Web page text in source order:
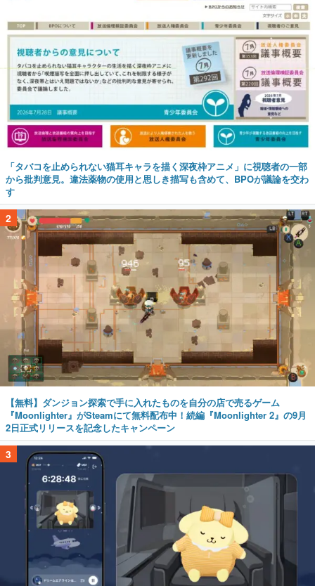
「タバコを止められない猫耳キャラを描く深夜枠アニメ」に視聴者の一部
から批判意見。違法薬物の使用と思しき描写も含めて、BPOが議論を交わ
す
2
【無料】ダンジョン探索で手に入れたものを自分の店で売るゲーム
『Moonlighter』がSteamにて無料配布中！続編『Moonlighter 2』の9月
2日正式リリースを記念したキャンペーン
3